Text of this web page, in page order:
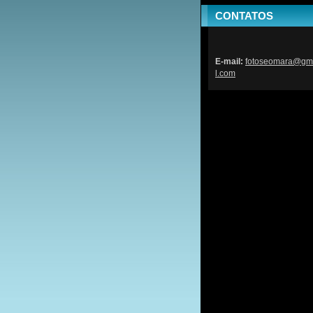
CONTATOS
E-mail: fotoseom
l.com